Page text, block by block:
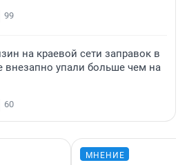
99
на краевой сети заправок в
внезапно упали больше чем на
60
МНЕНИЕ